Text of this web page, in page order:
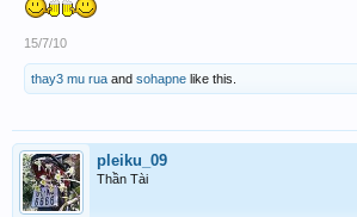
15/7/10
thay3 mu rua and sohapne like this.
pleiku_09
Thần Tài